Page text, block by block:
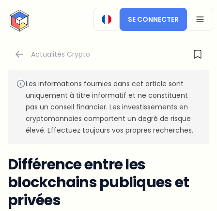
CryptoTicker
SE CONNECTER
Actualités Crypto
Les informations fournies dans cet article sont
uniquement à titre informatif et ne constituent
pas un conseil financier. Les investissements en
cryptomonnaies comportent un degré de risque
élevé. Effectuez toujours vos propres recherches.
Différence entre les
blockchains publiques et
privées